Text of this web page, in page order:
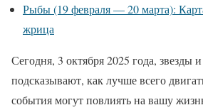
Рыбы (19 февраля — 20 марта):
жрица
Сегодня, 3 октября 2025 года, звезды
подсказывают, как лучше всего
события могут повлиять на вашу